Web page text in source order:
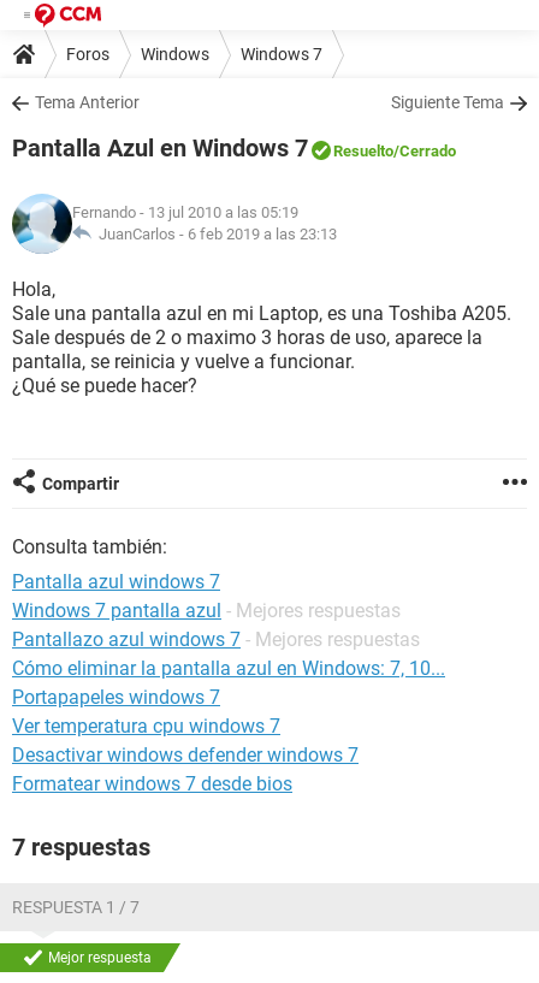
Foros Windows Windows 7
Tema Anterior Siguiente Tema
Pantalla Azul en Windows 7 Resuelto/Cerrado
Fernando - 13 jul 2010 a las 05:19
JuanCarlos - 6 feb 2019 a las 23:13
Hola,
Sale una pantalla azul en mi Laptop, es una Toshiba A205.
Sale después de 2 o maximo 3 horas de uso, aparece la
pantalla, se reinicia y vuelve a funcionar.
¿Qué se puede hacer?
Compartir
Consulta también:
Pantalla azul windows 7
Windows 7 pantalla azul - Mejores respuestas
Pantallazo azul windows 7 - Mejores respuestas
Cómo eliminar la pantalla azul en Windows: 7, 10...
Portapapeles windows 7
Ver temperatura cpu windows 7
Desactivar windows defender windows 7
Formatear windows 7 desde bios
7 respuestas
RESPUESTA 1 / 7
Mejor respuesta